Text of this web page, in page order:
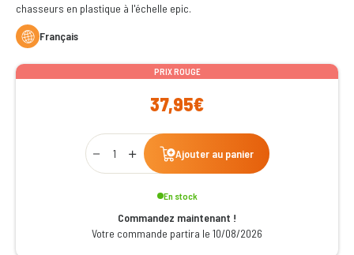
chasseurs en plastique à l'échelle epic.
Français
PRIX ROUGE
37,95€
Qty
Ajouter au panier
En stock
Commandez maintenant !
Votre commande partira le 10/08/2026